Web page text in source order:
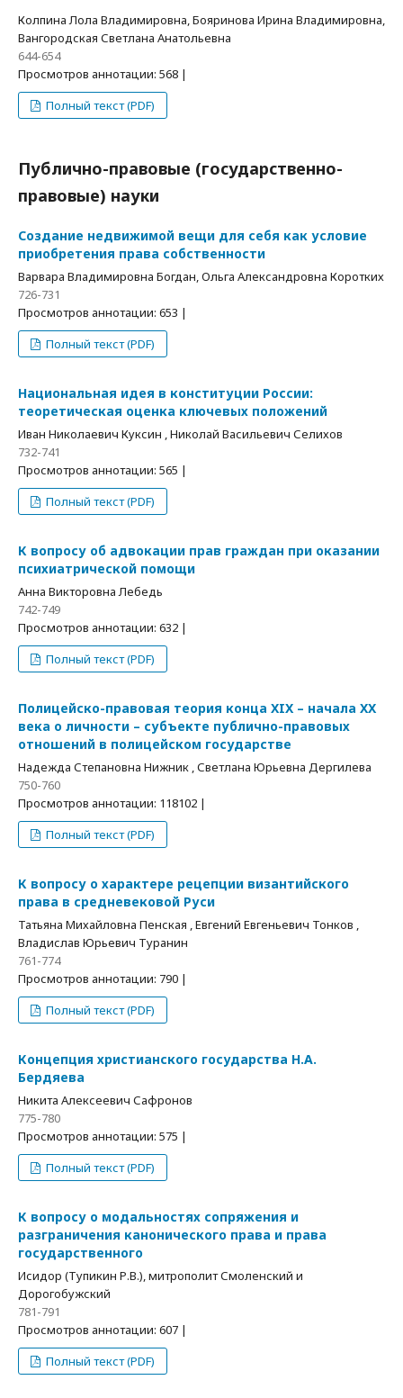
Колпина Лола Владимировна, Бояринова Ирина Владимировна,
Вангородская Светлана Анатольевна
644-654
Просмотров аннотации: 568 |
Полный текст (PDF)
Публично-правовые (государственно-
правовые) науки
Создание недвижимой вещи для себя как условие
приобретения права собственности
Варвара Владимировна Богдан, Ольга Александровна Коротких
726-731
Просмотров аннотации: 653 |
Полный текст (PDF)
Национальная идея в конституции России:
теоретическая оценка ключевых положений
Иван Николаевич Куксин , Николай Васильевич Селихов
732-741
Просмотров аннотации: 565 |
Полный текст (PDF)
К вопросу об адвокации прав граждан при оказании
психиатрической помощи
Анна Викторовна Лебедь
742-749
Просмотров аннотации: 632 |
Полный текст (PDF)
Полицейско-правовая теория конца XIX – начала XX
века о личности – субъекте публично-правовых
отношений в полицейском государстве
Надежда Степановна Нижник , Светлана Юрьевна Дергилева
750-760
Просмотров аннотации: 118102 |
Полный текст (PDF)
К вопросу о характере рецепции византийского
права в средневековой Руси
Татьяна Михайловна Пенская , Евгений Евгеньевич Тонков ,
Владислав Юрьевич Туранин
761-774
Просмотров аннотации: 790 |
Полный текст (PDF)
Концепция христианского государства Н.А.
Бердяева
Никита Алексеевич Сафронов
775-780
Просмотров аннотации: 575 |
Полный текст (PDF)
К вопросу о модальностях сопряжения и
разграничения канонического права и права
государственного
Исидор (Тупикин Р.В.), митрополит Смоленский и
Дорогобужский
781-791
Просмотров аннотации: 607 |
Полный текст (PDF)